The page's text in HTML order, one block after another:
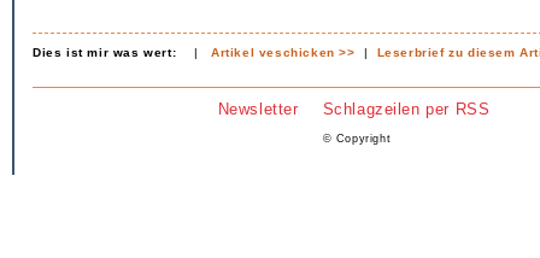
Dies ist mir was wert: |Artikel veschicken >> | Leserbrief zu diesem
Newsletter Schlagzeilen per RSS
© Copyright